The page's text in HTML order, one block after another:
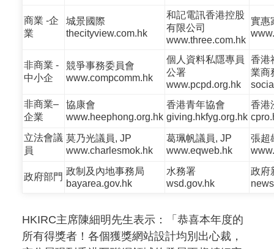
商業 -企
業
城景國際
thecityview.com.hk
和記電訊香港控股
有限公司
www.three.com.hk
實惠
非商業 -
中小企
競爭事務委員會
www.compcomm.hk
個人資料私隱專員
公署
www.pcpd.org.hk
香港
業商
非商業–
企業
協康會
www.heephong.org.hk
香港青年協會
giving.hkfyg.org.hk
香港
立法會議
員
莫乃光議員, JP
www.charlesmok.hk
葛珮帆議員, JP
www.eqweb.hk
張超
政府部門
政制及內地事務局
bayarea.gov.hk
水務署
wsd.gov.hk
政府
HKIRC主席陳細明先生表示：「恭喜本年度的
所有得獎者！各個獲獎網站設計均別出心裁，